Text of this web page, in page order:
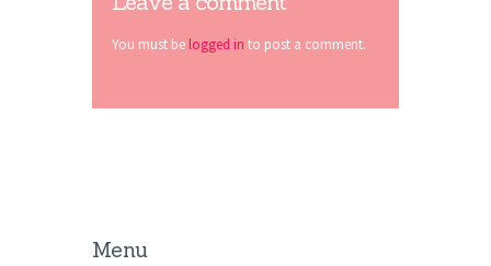
You must be logged in to post a comment.
Menu